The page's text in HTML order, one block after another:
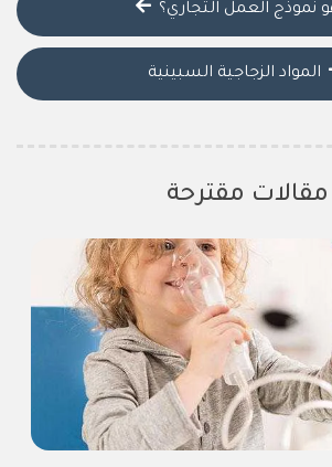
نموذج العمل التجاري؟
المواد الزجاجية السبينية
مقالات مقترحة